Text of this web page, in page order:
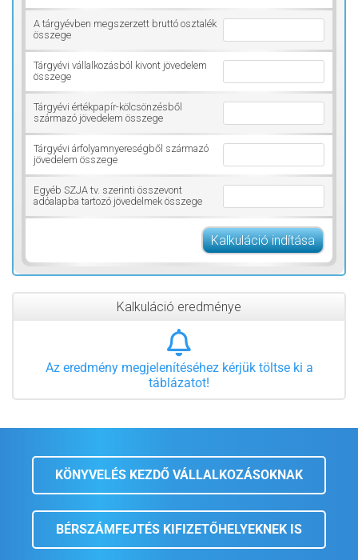
A tárgyévben megszerzett bruttó osztalék
összege
Tárgyévi vállalkozásból kivont jövedelem
összege
Tárgyévi értékpapír-kölcsönzésből
származó jövedelem összege
Tárgyévi árfolyamnyereségből származó
jövedelem összege
Egyéb SZJA tv. szerinti összevont
adóalapba tartozó jövedelmek összege
Kalkuláció indítása
Kalkuláció eredménye
Az eredmény megjelenítéséhez kérjük töltse ki a
táblázatot!
KÖNYVELÉS KEZDŐ VÁLLALKOZÁSOKNAK
BÉRSZÁMFEJTÉS KIFIZETŐHELYEKNEK IS